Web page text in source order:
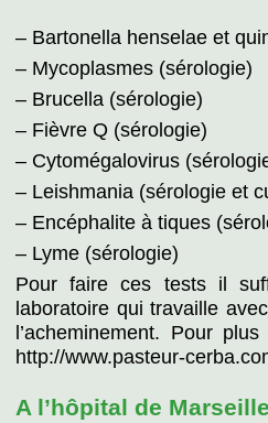
– Bartonella henselae et
– Mycoplasmes (sérologie)
– Brucella (sérologie)
– Fièvre Q (sérologie)
– Cytomégalovirus
– Leishmania (sérologie et
– Encéphalite à tiques
– Lyme (sérologie)
Pour faire ces tests il
laboratoire qui travaille
l’acheminement. Pour
http://www.pasteur-
A l’hôpital de